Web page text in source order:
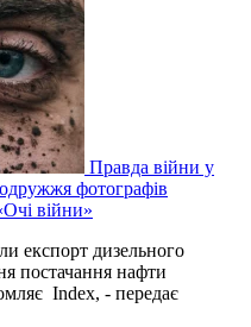
Правда війни у
фотографів
війни»
експорт дизельного
постачання нафти
Index, - передає